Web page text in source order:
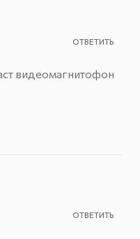
ОТВЕТИТЬ
видеомагнитофон
ОТВЕТИТЬ